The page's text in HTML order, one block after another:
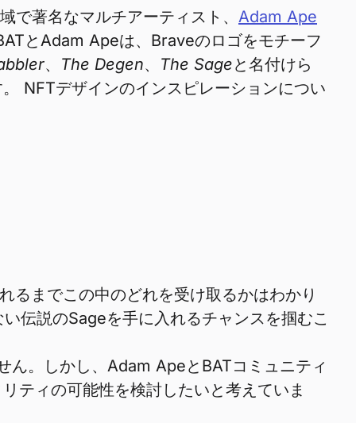
著名なマルチアーティスト、 Adam Ape
とAdam Apeは、Braveのロゴをモチーフ
、 The Degen、 The Sageと名付けら
NFTデザインのインスピレーションについ
までこの中のどれを受け取るかはわかり
伝説のSageを手に入れるチャンスを掴むこ
。しかし、Adam ApeとBATコミュニティ
ティの可能性を検討したいと考えていま